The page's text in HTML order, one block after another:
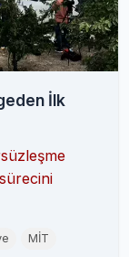
İlk
MİT